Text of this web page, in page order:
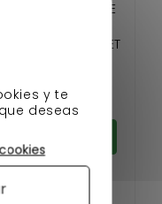
ACEITE LÍQUIDO DE
SIN CARNET
En stock
y te
deseas